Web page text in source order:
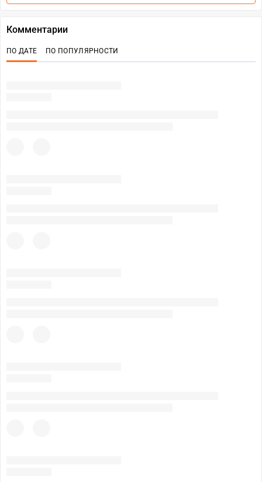
Комментарии
ПО ДАТЕ ПО ПОПУЛЯРНОСТИ